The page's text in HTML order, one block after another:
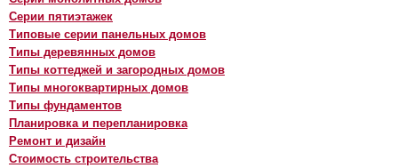
Серии пятиэтажек
Типовые серии панельных домов
Типы деревянных домов
Типы коттеджей и загородных домов
Типы многоквартирных домов
Типы фундаментов
Планировка и перепланировка
Ремонт и дизайн
Стоимость строительства